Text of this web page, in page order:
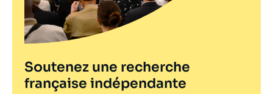
Soutenez une recherche
française indépendante